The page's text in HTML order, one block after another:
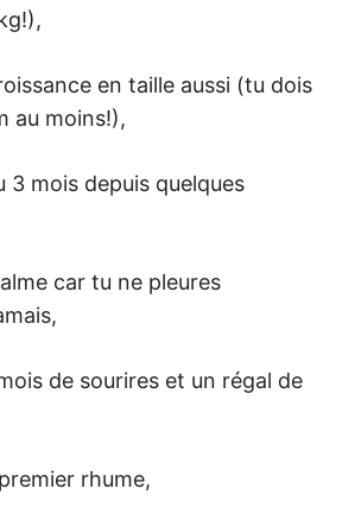
en taille aussi (tu dois
au moins!),
3 mois depuis quelques
car tu ne pleures
de sourires et un régal de
rhume,